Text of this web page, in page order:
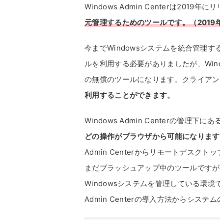
Windows Admin Centerは2019年にリ
元管理するためのツールです。（
今までWindowsシステムを統合管理す
ルを利用する必要がありましたが、
の無償のツールになります。クライア
利用することができます。
Windows Admin Centerの管理下にあ
どの操作がブラウザから可能になりま
Admin Centerからリモートデスクトッ
まだブラッシュアップ中のツールです
Windowsシステムを管理している環境
Admin Centerの導入方法からシステム